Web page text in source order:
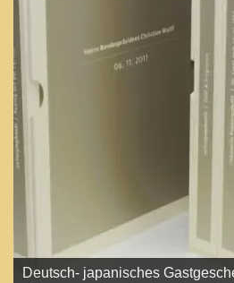
Deutsch- japanisches